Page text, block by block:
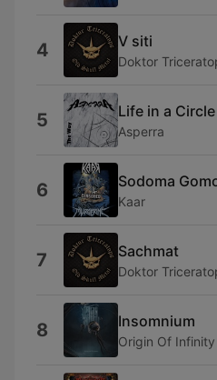
4 V siti
Doktor
5 Life in a Circle
Asperra
6 Sodoma
Kaar
7 Sachmat
Doktor
8 Insomnium
Origin Of Infinity